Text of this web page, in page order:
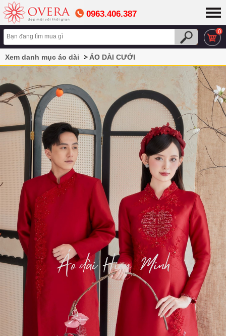
0963.406.387
0
Xem danh mục áo dài
ÁO DÀI CƯỚI
Áo dài đôi màu đỏ đơn giản,nhẹ nhàng đẹp nhất 2025